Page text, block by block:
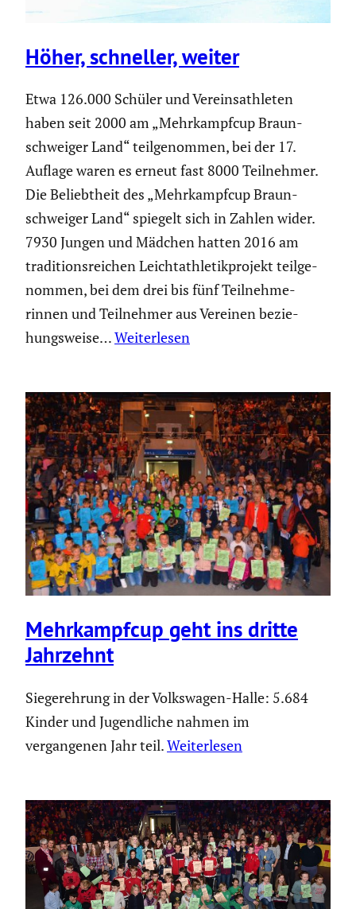
Höher, schneller, weiter
Etwa 126.000 Schüler und Verein­s­ath­leten
haben seit 2000 am „Mehrkampfcup Braun­
schweiger Land“ teilge­nommen, bei der 17.
Auflage waren es erneut fast 8000 Teilnehmer.
Die Beliebt­heit des „Mehrkampfcup Braun­
schweiger Land“ spiegelt sich in Zahlen wider.
7930 Jungen und Mädchen hatten 2016 am
tradi­ti­ons­rei­chen Leicht­ath­le­tik­pro­jekt teilge­
nommen, bei dem drei bis fünf Teilneh­me­
rinnen und Teilnehmer aus Vereinen bezie­
hungs­weise…Weiterlesen
Mehrkampfcup geht ins dritte
Jahrzehnt
Siegerehrung in der Volkswagen-Halle: 5.684
Kinder und Jugendliche nahmen im
vergangenen Jahr teil.Weiterlesen